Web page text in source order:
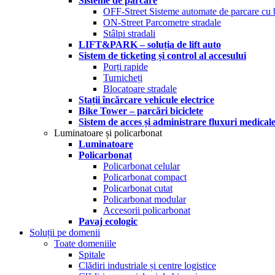
OFF-Street Sisteme automate de parcare cu
ON-Street Parcometre stradale
Stâlpi stradali
LIFT&PARK – soluția de lift auto
Sistem de ticketing și control al accesului
Porți rapide
Turnicheți
Blocatoare stradale
Stații încărcare vehicule electrice
Bike Tower – parcări biciclete
Sistem de acces și administrare fluxuri medicale
Luminatoare și policarbonat
Luminatoare
Policarbonat
Policarbonat celular
Policarbonat compact
Policarbonat cutat
Policarbonat modular
Accesorii policarbonat
Pavaj ecologic
Soluții pe domenii
Toate domeniile
Spitale
Clădiri industriale și centre logistice